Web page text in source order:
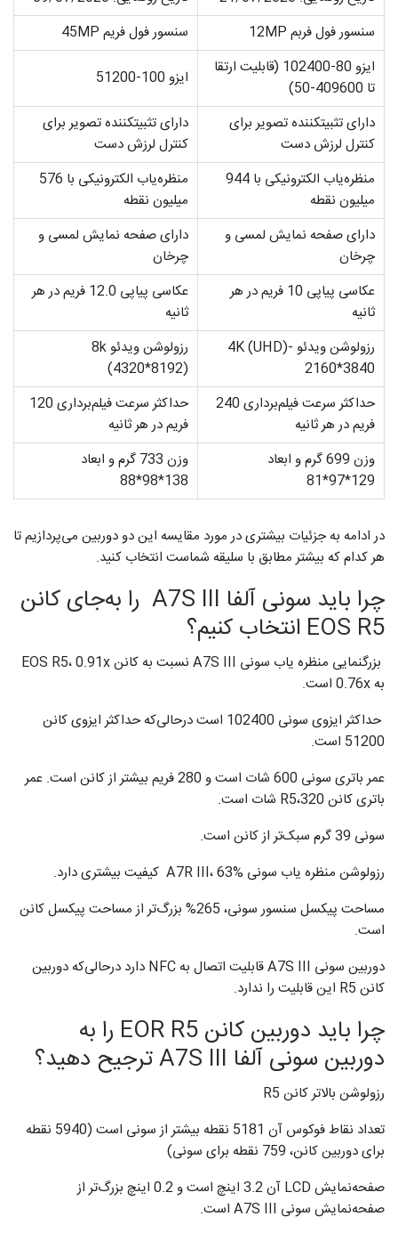
سنسور فول فربم 12MP
سنسور فول فریم 45MP
ایزو 80-102400 (قابلیت ارتقا
تا 409600-50)
ایزو 100-51200
دارای تثبیت­کننده تصویر برای
کنترل لرزش دست
دارای تثبیت­کننده تصویر برای
کنترل لرزش دست
منظره­‌یاب الکترونیکی با 944
میلیون نقطه
منظره­‌یاب الکترونیکی با 576
میلیون نقطه
دارای صفحه نمایش لمسی و
چرخان
دارای صفحه نمایش لمسی و
چرخان
عکاسی پیاپی 10 فریم در هر
ثانیه
عکاسی پیاپی 12.0 فریم در هر
ثانیه
رزولوشن ویدئو 4K (UHD)-
2160*3840
رزولوشن ویدئو 8k
(4320*8192)
حداکثر سرعت فیلم‌برداری 240
فریم در هر ثانیه
حداکثر سرعت فیلم‌برداری 120
فریم در هر ثانیه
وزن 699 گرم و ابعاد
129*97*81
وزن 733 گرم و ابعاد
138*98*88
در ادامه به جزئیات بیشتری در مورد مقایسه این دو دوربین می‌پردازیم تا
هر کدام که بیشتر مطابق با سلیقه شماست انتخاب کنید.
چرا باید سونی آلفا A7S III را به‌جای کانن
EOS R5 انتخاب کنیم؟
بزرگنمایی منظره یاب سونی A7S III نسبت به کانن EOS R5، 0.91x
به 0.76x است.
حداکثر ایزوی سونی 102400 است درحالی‌که حداکثر ایزوی کانن
51200 است.
عمر باتری سونی 600 شات است و 280 فریم بیشتر از کانن است. عمر
باتری کانن R5،320 شات است.
سونی 39 گرم سبک‌تر از کانن است.
رزولوشن منظره یاب سونی A7R III، 63% کیفیت بیشتری دارد.
مساحت پیکسل سنسور سونی، 265% بزرگ‌تر از مساحت پیکسل کانن
است.
دوربین سونی A7S III قابلیت اتصال به NFC دارد درحالی‌که دوربین
کانن R5 این قابلیت را ندارد.
چرا باید دوربین کانن EOR R5 را به
دوربین سونی آلفا A7S III ترجیح دهید؟
رزولوشن بالاتر کانن R5
تعداد نقاط فوکوس آن 5181 نقطه بیشتر از سونی است (5940 نقطه
برای دوربین کانن، 759 نقطه برای سونی)
صفحه‌نمایش LCD آن 3.2 اینچ است و 0.2 اینچ بزرگ‌تر از
صفحه‌نمایش سونی A7S III است.